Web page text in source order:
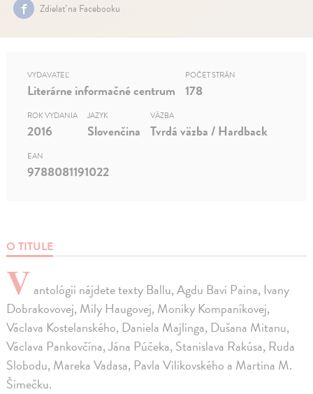
Zdielať na Facebooku
O TITULE
V antológii nájdete texty Ballu, Agdu Bavi Paina, Ivany
Dobrakovovej, Mily Haugovej, Moniky Kompaníkovej,
Václava Kostelanského, Daniela Majlinga, Dušana Mitanu,
Václava Pankovčína, Jána Púčeka, Stanislava Rakúsa, Ruda
Slobodu, Mareka Vadasa, Pavla Vilikovského a Martina M.
Šimečku.
VYDAVATEĽ
Literárne informačné centrum
POČET STRÁN
178
ROK VYDANIA
2016
JAZYK
Slovenčina
VÄZBA
Tvrdá väzba / Hardback
EAN
9788081191022